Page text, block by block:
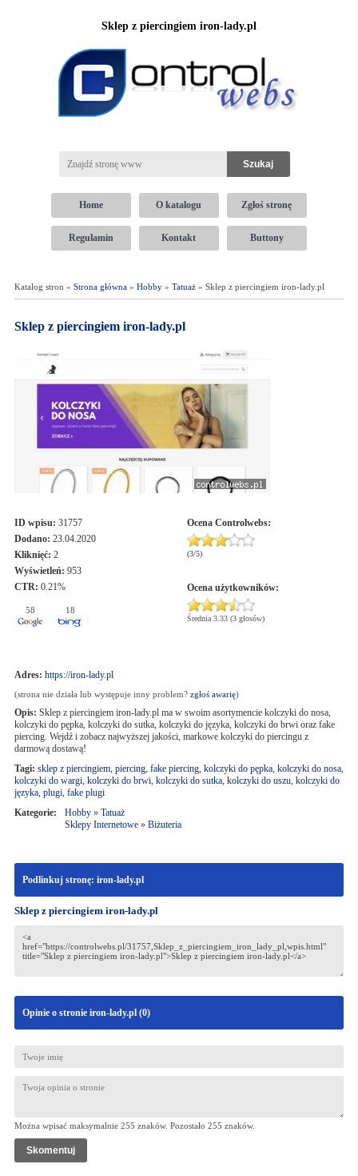
Sklep z piercingiem iron-lady.pl
Home O katalogu Zgłoś stronę
Regulamin Kontakt Buttony
Katalog stron » Strona główna» Hobby» Tatuaż» Sklep z piercingiem iron-lady.pl
Sklep z piercingiem iron-lady.pl
ID wpisu: 31757
Dodano: 23.04.2020
Kliknięć: 2
Wyświetleń: 953
CTR: 0.21%
58 18
Ocena Controlwebs:
(3/5)
Ocena użytkowników:
Średnia 3.33 (3 głosów)
Adres: https://iron-lady.pl
(strona nie działa lub występuje inny problem? zgłoś awarię)
Opis: Sklep z piercingiem iron-lady.pl ma w swoim asortymencie kolczyki do nosa,
kolczyki do pępka, kolczyki do sutka, kolczyki do języka, kolczyki do brwi oraz fake
piercing. Wejdź i zobacz najwyższej jakości, markowe kolczyki do piercingu z
darmową dostawą!
Tagi: sklep z piercingiem, piercing, fake piercing, kolczyki do pępka, kolczyki do nosa,
kolczyki do wargi, kolczyki do brwi, kolczyki do sutka, kolczyki do uszu, kolczyki do
języka, plugi, fake plugi
Kategorie:
Hobby» Tatuaż
Sklepy Internetowe» Biżuteria
Podlinkuj stronę: iron-lady.pl
Sklep z piercingiem iron-lady.pl
Opinie o stronie iron-lady.pl (0)
Można wpisać maksymalnie 255 znaków. Pozostało 255 znaków.